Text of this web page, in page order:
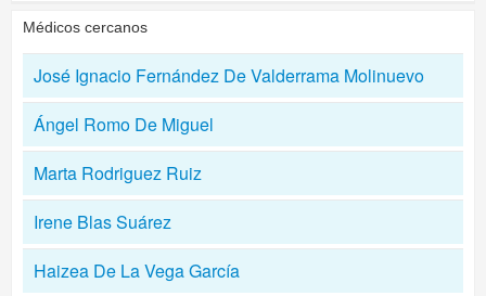
Médicos cercanos
José Ignacio Fernández De Valderrama Molinuevo
Ángel Romo De Miguel
Marta Rodriguez Ruiz
Irene Blas Suárez
Haizea De La Vega García